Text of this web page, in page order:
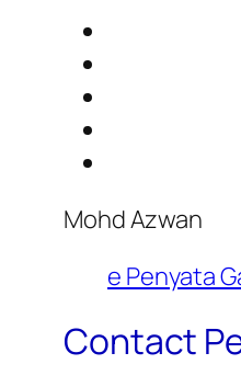
Mohd Azwan
e Penyata
Contact